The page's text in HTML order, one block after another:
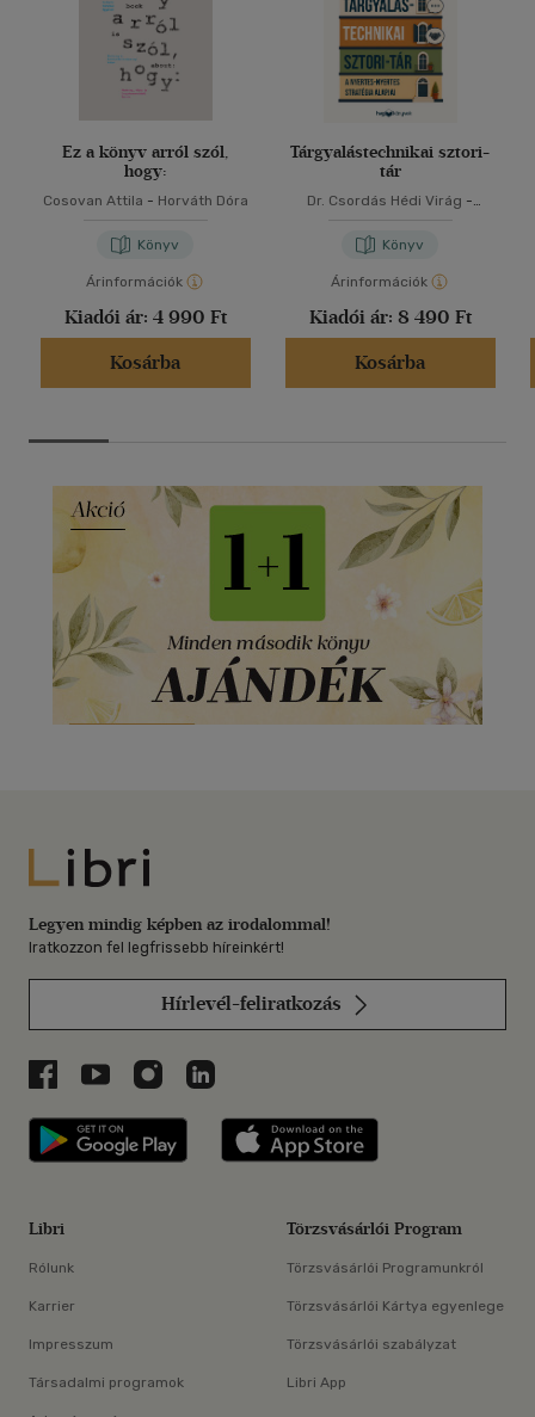
Ez a könyv arról szól,
hogy:
Cosovan Attila - Horváth Dóra
Könyv
Árinformációk
Kiadói ár: 4 990 Ft
Kosárba
Tárgyalástechnikai sztori-
tár
Dr. Csordás Hédi Virág -
Könyv
Árinformációk
Kiadói ár: 8 490 Ft
Kosárba
Libri
Legyen mindig képben az irodalommal!
Iratkozzon fel legfrissebb híreinkért!
Hírlevél-feliratkozás
Libri a Facebookon
Libri a Youtube-on
Libri az Instagramon
Libri a LinkedInen
Libri applikáció Szerezd meg: Google
Libri
Rólunk
Karrier
Impresszum
Társadalmi programok
Törzsvásárlói Program
Törzsvásárlói Programunkról
Törzsvásárlói Kártya egyenlege
Törzsvásárlói szabályzat
Libri App